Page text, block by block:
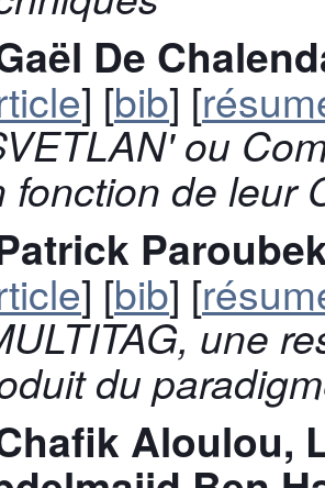
De
] [bib] [
ou
fonction de leur
] [bib] [
une
du
Aloulou,